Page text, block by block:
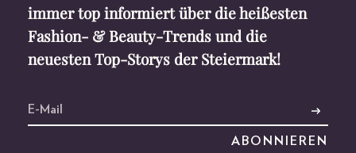
immer top informiert über die heißesten
Fashion- & Beauty-Trends und die
neuesten Top-Storys der Steiermark!